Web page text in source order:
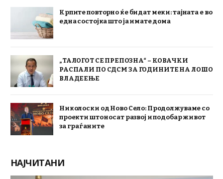
Крпите повторно ќе бидат меки: тајната е во
една состојка што ја имате дома
„ТАЛОГОТ СЕ ПРЕПОЗНА“ – КОВАЧКИ
РАСПАЛИ ПО СДСМ ЗА ГОДИНИТЕ НА ЛОШО
ВЛАДЕЕЊЕ
Николоски од Ново Село: Продолжуваме со
проекти што носат развој и подобар живот
за граѓаните
НАЈЧИТАНИ